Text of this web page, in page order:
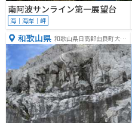
南阿波サンライン第一展望台
海｜海岸｜岬
和歌山県 和歌山県日高郡由良町大引
９６０−１